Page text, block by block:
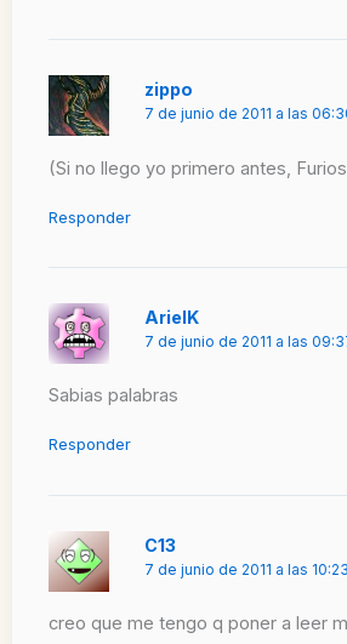
zippo
7 de junio de 2011 a las
(Si no llego yo primero antes,
Responder
ArielK
7 de junio de 2011 a las
Sabias palabras
Responder
C13
7 de junio de 2011 a las 10:23
creo que me tengo q poner a leer